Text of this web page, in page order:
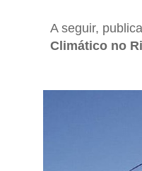
A seguir,
Climático no